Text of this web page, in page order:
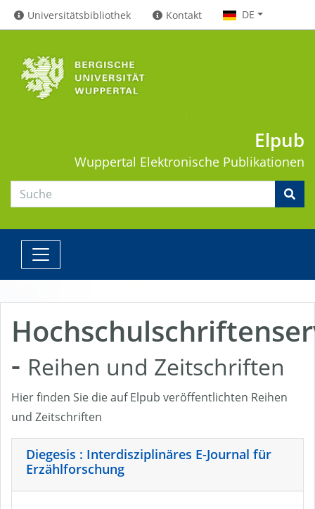
Universitätsbibliothek Kontakt DE
Elpub
Wuppertal Elektronische Publikationen
- Reihen und Zeitschriften
Hier finden Sie die auf Elpub veröffentlichten Reihen
und Zeitschriften
Diegesis : Interdisziplinäres E-Journal für
Erzählforschung